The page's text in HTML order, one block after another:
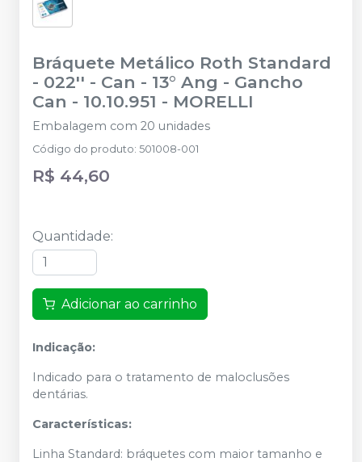
Bráquete Metálico Roth Standard
- 022'' - Can - 13° Ang - Gancho
Can - 10.10.951 - MORELLI
Embalagem com 20 unidades
Código do produto: 501008-001
R$ 44,60
Quantidade:
Adicionar ao carrinho
Indicação:
Indicado para o tratamento de maloclusões
dentárias.
Características:
Linha Standard: bráquetes com maior tamanho e